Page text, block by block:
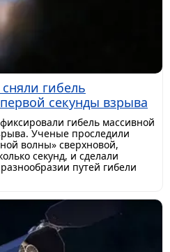
гибель
секунды взрыва
гибель массивной
Ученые проследили
волны» сверхновой,
секунд, и сделали
путей гибели